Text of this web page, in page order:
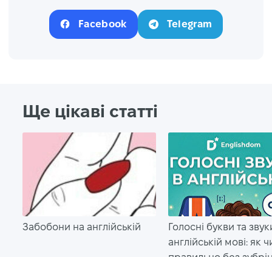
Facebook Telegram
Ще цікаві статті
Забобони на англійській
Голосні букви та
англійській мові: як